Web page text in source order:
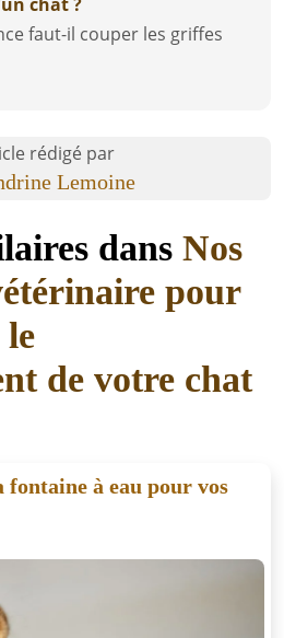
faut-il couper les griffes
rédigé par
Lemoine
dans Nos
pour
de votre chat
à eau pour vos